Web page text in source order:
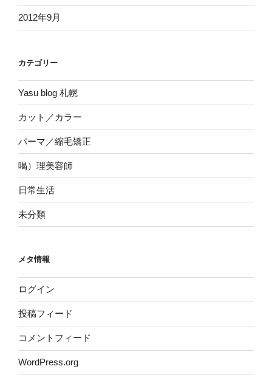
2012年9月
カテゴリー
Yasu blog 札幌
カット／カラー
パーマ／縮毛矯正
喝）理美容師
日常生活
未分類
メタ情報
ログイン
投稿フィード
コメントフィード
WordPress.org